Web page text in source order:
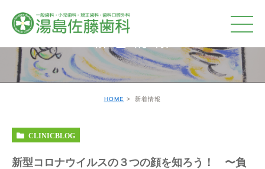
HOME 新着情報
CLINICBLOG
新型コロナウイルスの３つの顔を知ろう！ 〜負